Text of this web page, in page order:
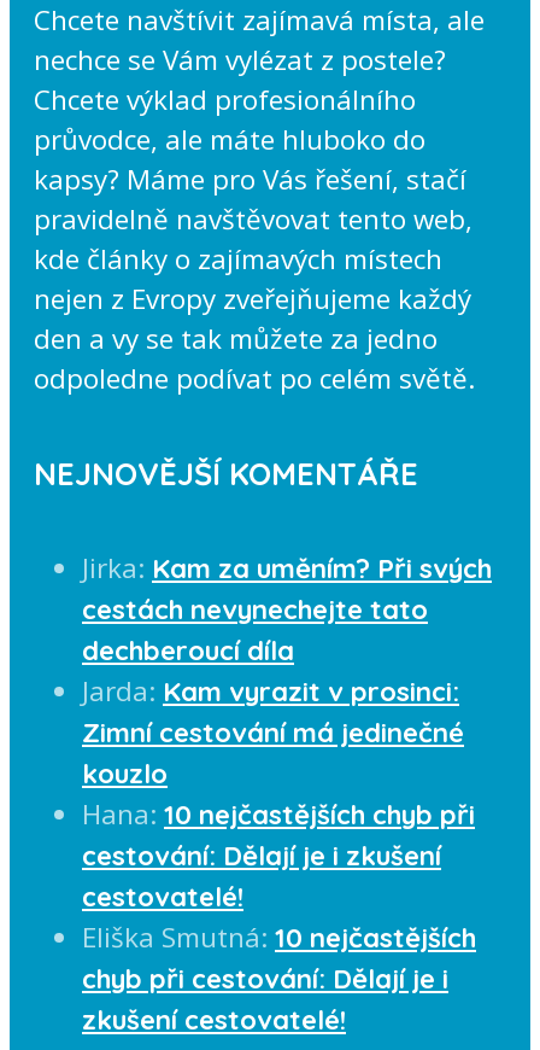
Chcete navštívit zajímavá místa, ale
nechce se Vám vylézat z postele?
Chcete výklad profesionálního
průvodce, ale máte hluboko do
kapsy? Máme pro Vás řešení, stačí
pravidelně navštěvovat tento web,
kde články o zajímavých místech
nejen z Evropy zveřejňujeme každý
den a vy se tak můžete za jedno
odpoledne podívat po celém světě.
NEJNOVĚJŠÍ KOMENTÁŘE
Jirka: Kam za uměním? Při svých
cestách nevynechejte tato
dechberoucí díla
Jarda: Kam vyrazit v prosinci:
Zimní cestování má jedinečné
kouzlo
Hana: 10 nejčastějších chyb při
cestování: Dělají je i zkušení
cestovatelé!
Eliška Smutná: 10 nejčastějších
chyb při cestování: Dělají je i
zkušení cestovatelé!